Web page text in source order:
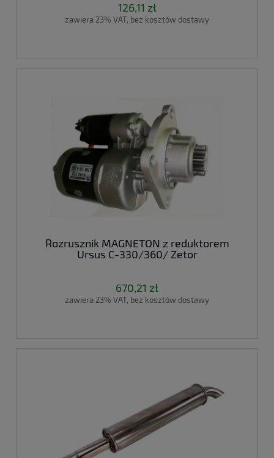
126,11 zł
zawiera 23% VAT, bez kosztów dostawy
Rozrusznik MAGNETON z reduktorem
Ursus C-330/360/ Zetor
670,21 zł
zawiera 23% VAT, bez kosztów dostawy